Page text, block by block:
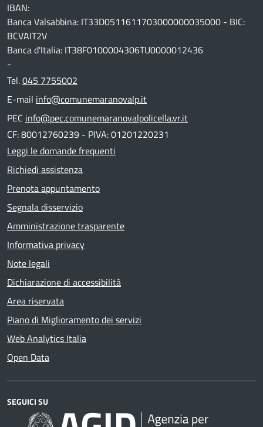
IBAN:
Banca Valsabbina: IT33D0511611703000000035000 - BIC:
BCVAIT2V
Banca d'Italia: IT38F0100004306TU0000012436
-
Tel.045 7755002
E-mail info@comunemaranovalp.it
PEC info@pec.comunemaranovalpolicella.vr.it
CF: 80012760239 - PIVA: 01201220231
Leggi le domande frequenti
Richiedi assistenza
Prenota appuntamento
Segnala disservizio
Amministrazione trasparente
Informativa privacy
Note legali
Dichiarazione di accessibilità
Area riservata
Piano di Miglioramento dei servizi
Web Analytics Italia
Open Data
SEGUICI SU